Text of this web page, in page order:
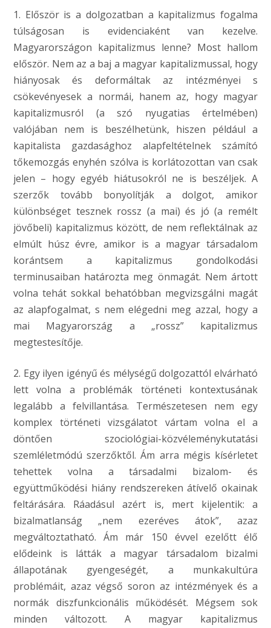
1. Először is a dolgozatban a kapitalizmus fogalma
túlságosan is evidenciaként van kezelve.
Magyarországon kapitalizmus lenne? Most hallom
először. Nem az a baj a magyar kapitalizmussal, hogy
hiányosak és deformáltak az intézményei s
csökevényesek a normái, hanem az, hogy magyar
kapitalizmusról (a szó nyugatias értelmében)
valójában nem is beszélhetünk, hiszen például a
kapitalista gazdasághoz alapfeltételnek számító
tőkemozgás enyhén szólva is korlátozottan van csak
jelen – hogy egyéb hiátusokról ne is beszéljek. A
szerzők tovább bonyolítják a dolgot, amikor
különbséget tesznek rossz (a mai) és jó (a remélt
jövőbeli) kapitalizmus között, de nem reflektálnak az
elmúlt húsz évre, amikor is a magyar társadalom
korántsem a kapitalizmus gondolkodási
terminusaiban határozta meg önmagát. Nem ártott
volna tehát sokkal behatóbban megvizsgálni magát
az alapfogalmat, s nem elégedni meg azzal, hogy a
mai Magyarország a „rossz” kapitalizmus
megtestesítője.
2. Egy ilyen igényű és mélységű dolgozattól elvárható
lett volna a problémák történeti kontextusának
legalább a felvillantása. Természetesen nem egy
komplex történeti vizsgálatot vártam volna el a
döntően szociológiai-közvéleménykutatási
szemléletmódú szerzőktől. Ám arra mégis kísérletet
tehettek volna a társadalmi bizalom- és
együttműködési hiány rendszereken átívelő okainak
feltárására. Ráadásul azért is, mert kijelentik: a
bizalmatlanság „nem ezeréves átok”, azaz
megváltoztatható. Ám már 150 évvel ezelőtt élő
elődeink is látták a magyar társadalom bizalmi
állapotának gyengeségét, a munkakultúra
problémáit, azaz végső soron az intézmények és a
normák diszfunkcionális működését. Mégsem sok
minden változott. A magyar kapitalizmus